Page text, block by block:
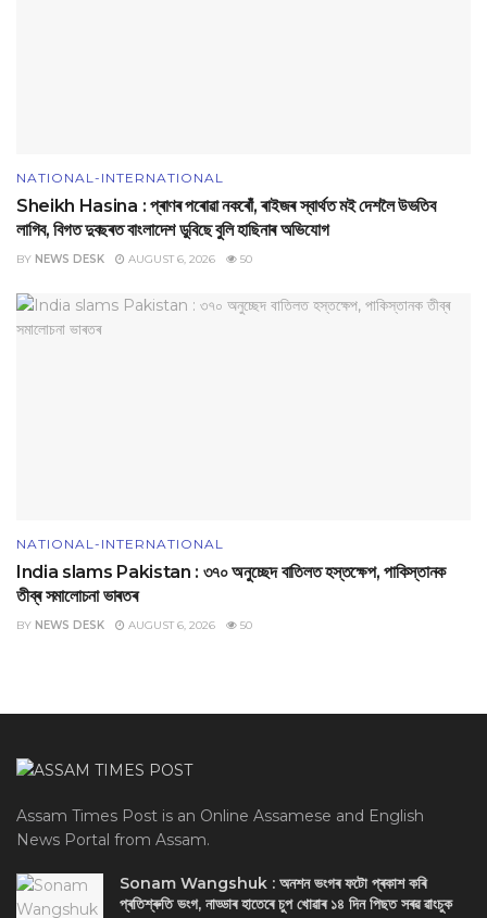
NATIONAL-INTERNATIONAL
Sheikh Hasina : প্ৰাণৰ পৰোৱা নকৰোঁ, ৰাইজৰ স্বাৰ্থত মই দেশলৈ উভতিব
লাগিব, বিগত দুবছৰত বাংলাদেশ ডুবিছে বুলি হাছিনাৰ অভিযোগ
BY NEWS DESK AUGUST 6, 2026 50
NATIONAL-INTERNATIONAL
India slams Pakistan : ৩৭০ অনুচ্ছেদ বাতিলত হস্তক্ষেপ, পাকিস্তানক
তীব্ৰ সমালোচনা ভাৰতৰ
BY NEWS DESK AUGUST 6, 2026 50
Assam Times Post is an Online Assamese and English
News Portal from Assam.
Sonam Wangshuk : অনশন ভংগৰ ফটো প্ৰকাশ কৰি
প্ৰতিশ্ৰুতি ভংগ, নাড্ডাৰ হাতেৰে চুপ খোৱাৰ ১৪ দিন পিছত সৰৱ ৱাংচুক